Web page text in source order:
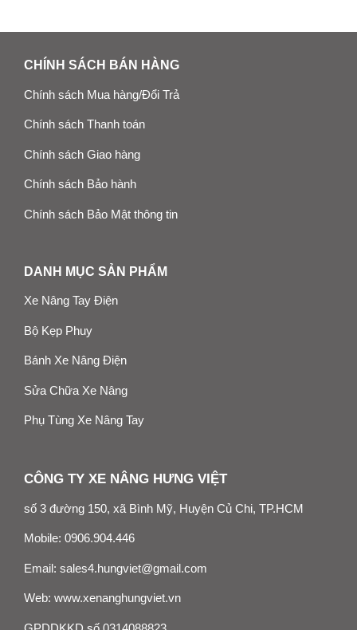
CHÍNH SÁCH BÁN HÀNG
Chính sách Mua hàng/Đổi Trả
Chính sách Thanh toán
Chính sách Giao hàng
Chính sách Bảo hành
Chính sách Bảo Mật thông tin
DANH MỤC SẢN PHẨM
Xe Nâng Tay Điện
Bộ Kẹp Phuy
Bánh Xe Nâng Điện
Sửa Chữa Xe Nâng
Phụ Tùng Xe Nâng Tay
CÔNG TY XE NÂNG HƯNG VIỆT
số 3 đường 150, xã Bình Mỹ, Huyện Củ Chi, TP.HCM
Mobile: 0906.904.446
Email: sales4.hungviet@gmail.com
Web: www.xenanghungviet.vn